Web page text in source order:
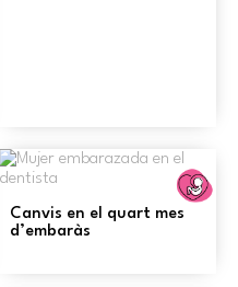
Embaràs
Canvis en el quart mes
d’embaràs